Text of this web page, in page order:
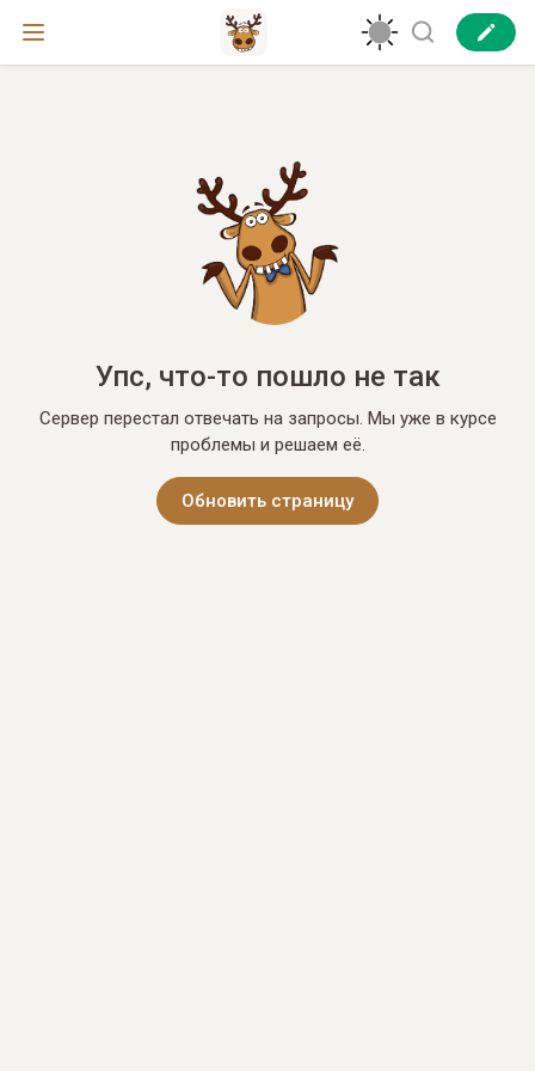
Упс, что-то пошло не так
Сервер перестал отвечать на запросы. Мы уже в курсе
проблемы и решаем её.
Обновить страницу